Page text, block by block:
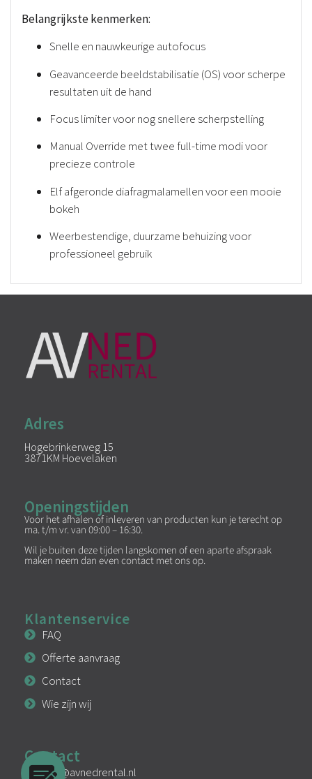
Belangrijkste kenmerken:
Snelle en nauwkeurige autofocus
Geavanceerde beeldstabilisatie (OS) voor scherpe
resultaten uit de hand
Focus limiter voor nog snellere scherpstelling
Manual Override met twee full-time modi voor
precieze controle
Elf afgeronde diafragmalamellen voor een mooie
bokeh
Weerbestendige, duurzame behuizing voor
professioneel gebruik
Adres
Hogebrinkerweg 15
3871KM Hoevelaken
Openingstijden
Voor het afhalen of inleveren van producten kun je terecht op
ma. t/m vr. van 09:00 – 16:30.
Wil je buiten deze tijden langskomen of een aparte afspraak
maken neem dan even contact met ons op.
Klantenservice
FAQ
Offerte aanvraag
Contact
Wie zijn wij
Contact
info@avnedrental.nl